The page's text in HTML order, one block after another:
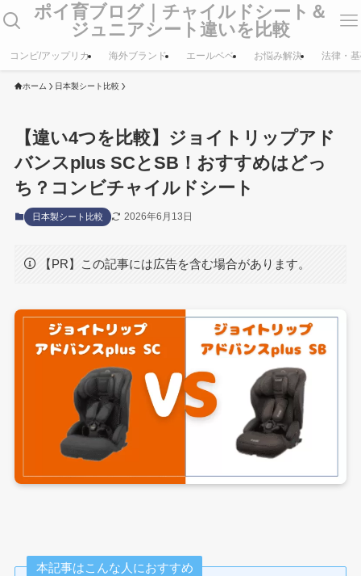
ポイ育ブログ｜チャイルドシート＆
ジュニアシート違いを比較
コンビ/アップリカ 海外ブランド エールベベ お悩み解決 法律・
ホーム 日本製シート比較
【違い4つを比較】ジョイトリップアド
バンスplus SCとSB！おすすめはどっ
ち？コンビチャイルドシート
日本製シート比較 2026年6月13日
【PR】この記事には広告を含む場合があります。
本記事はこんな人におすすめ